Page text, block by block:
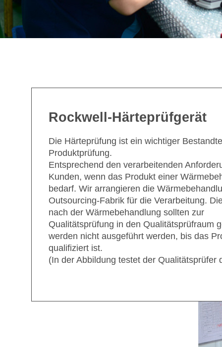
Rockwell-Härteprüfgerät
Die Härteprüfung ist ein wichtiger
Produktprüfung.
Entsprechend den verarbeitenden
Kunden, wenn das Produkt einer
bedarf. Wir arrangieren die
Outsourcing-Fabrik für die Verarbeitung.
nach der Wärmebehandlung sollten zur
Qualitätsprüfung in den Qualitätsprüfraum
werden nicht ausgeführt werden, bis das
qualifiziert ist.
(In der Abbildung testet der Qualitätsprüfer